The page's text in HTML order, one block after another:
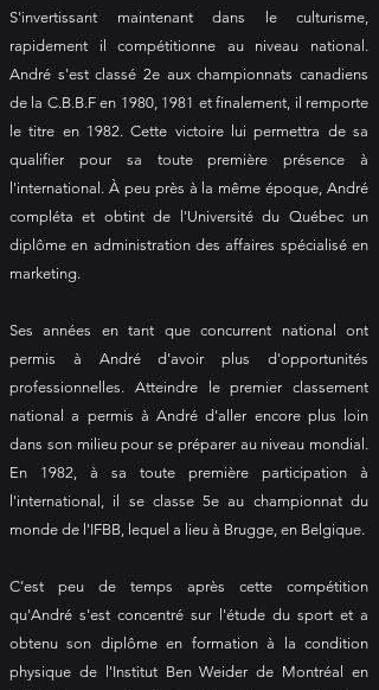
S'invertissant maintenant dans le culturisme,
rapidement il compétitionne au niveau national.
André s'est classé 2e aux championnats canadiens
de la C.B.B.F en 1980, 1981 et finalement, il remporte
le titre en 1982. Cette victoire lui permettra de sa
qualifier pour sa toute première présence à
l'international. À peu près à la même époque, André
compléta et obtint de l'Université du Québec un
diplôme en administration des affaires spécialisé en
marketing.
Ses années en tant que concurrent national ont
permis à André d'avoir plus d'opportunités
professionnelles. Atteindre le premier classement
national a permis à André d'aller encore plus loin
dans son milieu pour se préparer au niveau mondial.
En 1982, à sa toute première participation à
l'international, il se classe 5e au championnat du
monde de l'IFBB, lequel a lieu à Brugge, en Belgique.
C'est peu de temps après cette compétition
qu'André s'est concentré sur l'étude du sport et a
obtenu son diplôme en formation à la condition
physique de l'Institut Ben Weider de Montréal en